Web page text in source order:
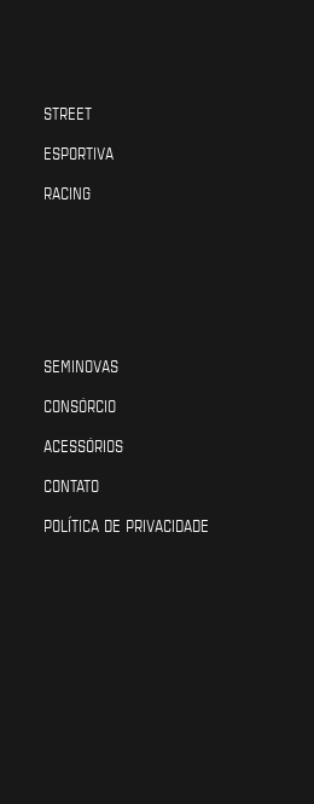
STREET
ESPORTIVA
RACING
SEMINOVAS
CONSÓRCIO
ACESSÓRIOS
CONTATO
POLÍTICA DE PRIVACIDADE